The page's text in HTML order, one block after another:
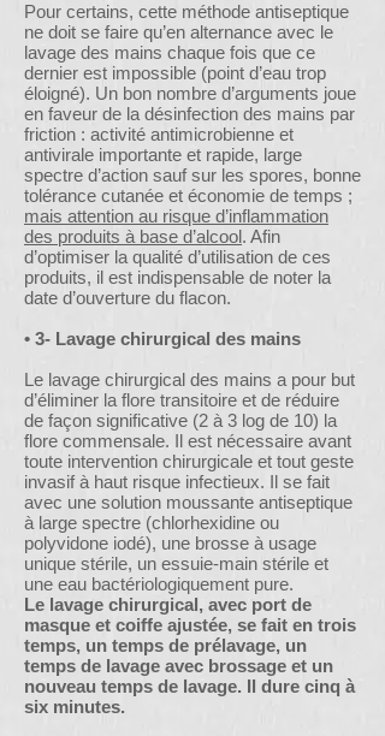
Pour certains, cette méthode antiseptique
ne doit se faire qu’en alternance avec le
lavage des mains chaque fois que ce
dernier est impossible (point d’eau trop
éloigné). Un bon nombre d’arguments joue
en faveur de la désinfection des mains par
friction : activité antimicrobienne et
antivirale importante et rapide, large
spectre d’action sauf sur les spores, bonne
tolérance cutanée et économie de temps ;
mais attention au risque d’inflammation
des produits à base d’alcool. Afin
d’optimiser la qualité d’utilisation de ces
produits, il est indispensable de noter la
date d’ouverture du flacon.
• 3- Lavage chirurgical des mains
Le lavage chirurgical des mains a pour but
d’éliminer la flore transitoire et de réduire
de façon significative (2 à 3 log de 10) la
flore commensale. Il est nécessaire avant
toute intervention chirurgicale et tout geste
invasif à haut risque infectieux. Il se fait
avec une solution moussante antiseptique
à large spectre (chlorhexidine ou
polyvidone iodé), une brosse à usage
unique stérile, un essuie-main stérile et
une eau bactériologiquement pure.
Le lavage chirurgical, avec port de
masque et coiffe ajustée, se fait en trois
temps, un temps de prélavage, un
temps de lavage avec brossage et un
nouveau temps de lavage. Il dure cinq à
six minutes.